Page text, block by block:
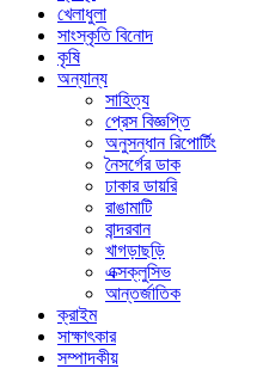
খেলাধুলা
সাংস্কৃতি বিনোদ
কৃষি
অন্যান্য
সাহিত্য
প্রেস বিজ্ঞপ্তি
অনুসন্ধান রিপোর্টিং
নৈসর্গের ডাক
ঢাকার ডায়রি
রাঙামাটি
বান্দরবান
খাগড়াছড়ি
এক্সক্লুসিভ
আন্তর্জাতিক
ক্রাইম
সাক্ষাৎকার
সম্পাদকীয়